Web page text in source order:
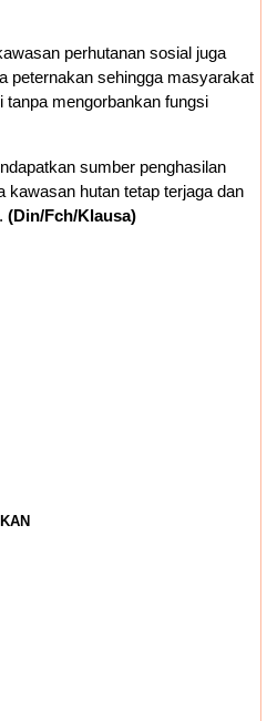
perhutanan sosial juga
peternakan sehingga masyarakat
mengorbankan fungsi
sumber penghasilan
kawasan hutan tetap terjaga dan
(Din/Fch/Klausa)